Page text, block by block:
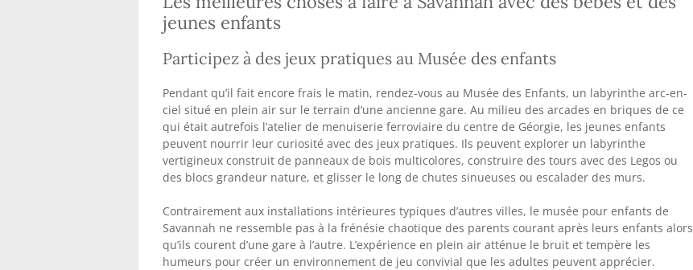
jeunes enfants
Participez à des jeux pratiques au Musée des enfants
Pendant qu’il fait encore frais le matin, rendez-vous au Musée des Enfants, un labyrinthe arc-en-
ciel situé en plein air sur le terrain d’une ancienne gare. Au milieu des arcades en briques de ce
qui était autrefois l’atelier de menuiserie ferroviaire du centre de Géorgie, les jeunes enfants
peuvent nourrir leur curiosité avec des jeux pratiques. Ils peuvent explorer un labyrinthe
vertigineux construit de panneaux de bois multicolores, construire des tours avec des Legos ou
des blocs grandeur nature, et glisser le long de chutes sinueuses ou escalader des murs.
Contrairement aux installations intérieures typiques d’autres villes, le musée pour enfants de
Savannah ne ressemble pas à la frénésie chaotique des parents courant après leurs enfants alors
qu’ils courent d’une gare à l’autre. L’expérience en plein air atténue le bruit et tempère les
humeurs pour créer un environnement de jeu convivial que les adultes peuvent apprécier.